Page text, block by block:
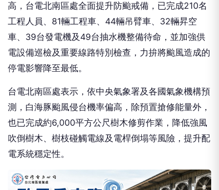
高，台電北南區處全面提升防颱戒備，已完成210名
工程人員、81輛工程車、44輛吊臂車、32輛昇空
車、39台發電機及49台抽水機整備待命，並加強供
電設備巡檢及重要線路特別檢查，力拚將颱風造成的
停電影響降至最低。
台電北南區處表示，依中央氣象署及各國氣象機構預
測，白海豚颱風侵台機率偏高，除預置搶修能量外，
也已完成約6,000平方公尺樹木修剪作業，降低強風
吹倒樹木、樹枝碰觸電線及電桿倒塌等風險，提升配
電系統穩定性。